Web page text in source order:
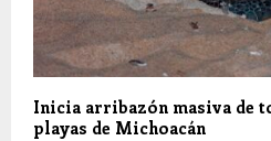
Inicia arribazón masiva de
playas de Michoacán